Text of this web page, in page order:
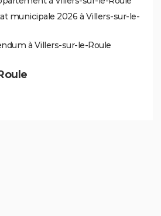
municipale 2026 à Villers-sur-le-
à Villers-sur-le-Roule